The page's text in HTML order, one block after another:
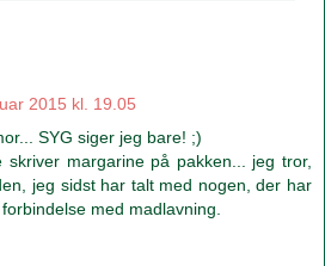
2015 kl. 19.05
SYG siger jeg bare! ;)
margarine på pakken... jeg tror,
jeg sidst har talt med nogen, der har
med madlavning.